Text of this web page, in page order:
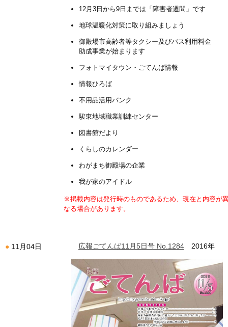
12月3日から9日までは「障害者週間」です
地球温暖化対策に取り組みましょう
御殿場市高齢者等タクシー及びバス利用料金
助成事業が始まります
フォトマイタウン・ごてんば情報
情報ひろば
不用品活用バンク
駿東地域職業訓練センター
図書館だより
くらしのカレンダー
わがまち御殿場の企業
我が家のアイドル
※掲載内容は発行時のものであるため、現在と内容が
なる場合があります。
11月04日 広報ごてんば11月5日号 No.1284 2016年